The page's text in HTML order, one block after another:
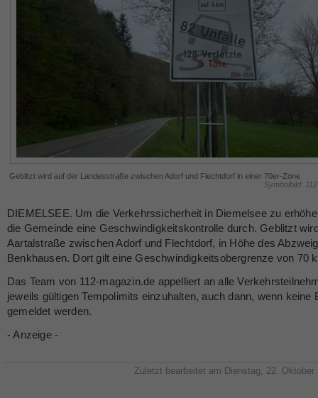
Geblitzt wird auf der Landesstraße zwischen Adorf und Flechtdorf in einer 70er-Zone
Symbolbild:
DIEMELSEE. Um die Verkehrssicherheit in Diemelsee zu
die Gemeinde eine Geschwindigkeitskontrolle durch. Geblitzt
Aartalstraße zwischen Adorf und Flechtdorf, in Höhe des
Benkhausen. Dort gilt eine Geschwindigkeitsobergrenze von 70
Das Team von 112-magazin.de appelliert an alle
jeweils gültigen Tempolimits einzuhalten, auch dann, wenn keine
gemeldet werden.
- Anzeige -
Zuletzt bearbeitet am Dienstag, 22. Oktober